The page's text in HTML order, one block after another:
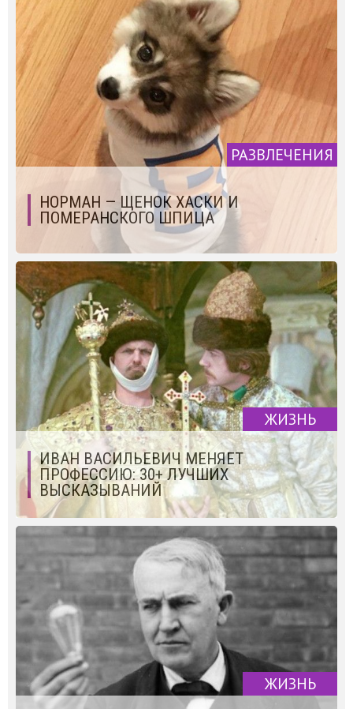
РАЗВЛЕЧЕНИЯ
НОРМАН — ЩЕНОК ХАСКИ И
ПОМЕРАНСКОГО ШПИЦА
ЖИЗНЬ
ИВАН ВАСИЛЬЕВИЧ МЕНЯЕТ
ПРОФЕССИЮ: 30+ ЛУЧШИХ
ВЫСКАЗЫВАНИЙ
ЖИЗНЬ